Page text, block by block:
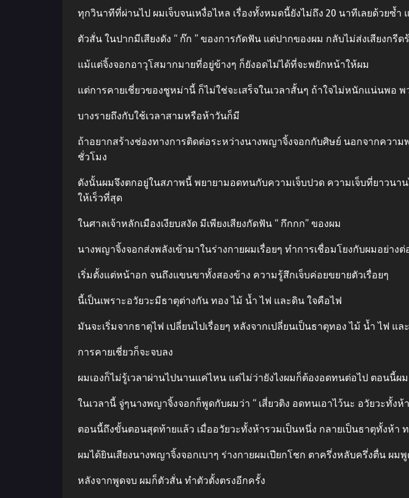
ทุกวินาทีที่ผ่านไป ผมเจ็บจนเหงื่อไหล เรื่องทั้งหมดนี้ยังไม่ถึง 20 นาทีเลยด้วยซ้ำ
ตัวสั่น ในปากมีเสียงดัง “ ก๊ก ” ของการกัดฟัน แต่ปากของผม กลับไม่ส่งเสียงกรีด
แม้แต่จิ้งจอกอาวุโสมากมายที่อยู่ข้างๆ ก็ยังอดไม่ได้ที่จะพยักหน้าให้ผม
แต่การคายเชี่ยวของชูหม่านี้ ก็ไม่ใช่จะเสร็จในเวลาสั้นๆ ถ้าใจไม่หนักแน่นพอ พ
บางรายถึงกับใช้เวลาสามหรือห้าวันก็มี
ถ้าอยากสร้างช่องทางการติดต่อระหว่างนางพญาจิ้งจอกกับศิษย์ นอกจากความ
ชั่วโมง
ดังนั้นผมจึงตกอยู่ในสภาพนี้ พยายามอดทนกับความเจ็บปวด ความเจ็บที่ยาวนา
ให้เร็วที่สุด
ในศาลเจ้าหลักเมืองเงียบสงัด มีเพียงเสียงกัดฟัน “ กึกกก” ของผม
นางพญาจิ้งจอกส่งพลังเข้ามาในร่างกายผมเรื่อยๆ ทําการเชื่อมโยงกับผมอย่างต่
เริ่มตั้งแต่หน้าอก จนถึงแขนขาทั้งสองข้าง ความรู้สึกเจ็บค่อยขยายตัวเรื่อยๆ
นี้เป็นเพราะอวัยวะมีธาตุต่างกัน ทอง ไม้ น้ำ ไฟ และดิน ใจคือไฟ
มันจะเริ่มจากธาตุไฟ เปลี่ยนไปเรื่อยๆ หลังจากเปลี่ยนเป็นธาตุทอง ไม้ น้ำ ไฟ แ
การคายเชี่ยวก็จะจบลง
ผมเองก็ไม่รู้เวลาผ่านไปนานแค่ไหน แต่ไม่ว่ายังไงผมก็ต้องอดทนต่อไป ตอนนี้
ในเวลานี้ จู่ๆนางพญาจิ้งจอกก็พูดกับผมว่า “ เสี่ยวติง อดทนเอาไว้นะ อวัยวะทั้งห้
ตอนนี้ถึงขั้นตอนสุดท้ายแล้ว เมื่ออวัยวะทั้งห้ารวมเป็นหนึ่ง กลายเป็นธาตุทั้งห้า
ผมได้ยินเสียงนางพญาจิ้งจอกเบาๆ ร่างกายผมเปียกโชก ตาครึ่งหลับครึ่งตื่น ผม
หลังจากพูดจบ ผมก็ตัวสั่น ทําตัวตั้งตรงอีกครั้ง